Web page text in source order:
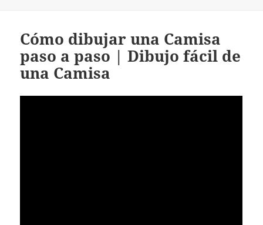
Cómo dibujar una Camisa
paso a paso | Dibujo fácil de
una Camisa